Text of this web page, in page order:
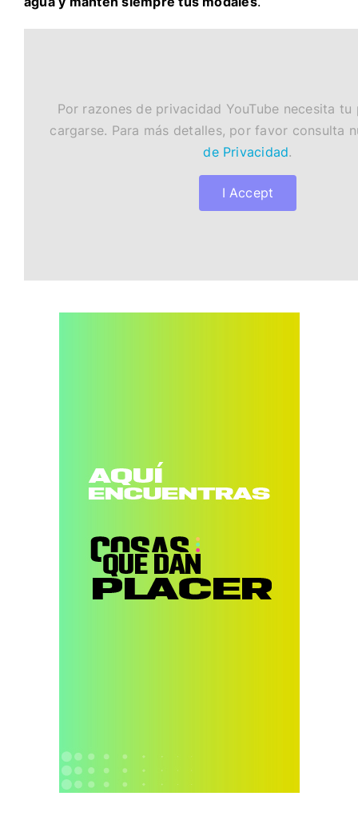
Por razones de privacidad YouTube necesita tu
cargarse. Para más detalles, por favor consulta
de Privacidad.
I Accept